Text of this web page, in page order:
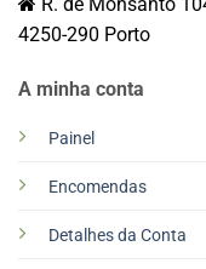
A minha conta
Painel
Encomendas
Detalhes da Conta
4250-290 Porto